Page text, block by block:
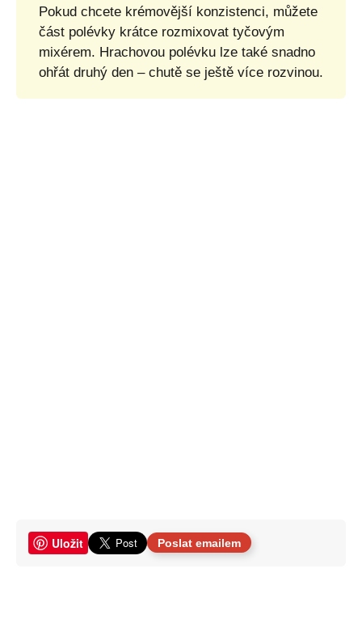
Pokud chcete krémovější konzistenci, můžete
část polévky krátce rozmixovat tyčovým
mixérem. Hrachovou polévku lze také snadno
ohřát druhý den – chutě se ještě více rozvinou.
Uložit Poslat emailem